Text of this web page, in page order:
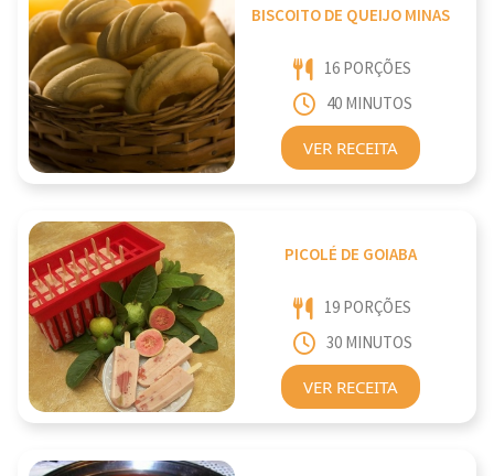
BISCOITO DE QUEIJO MINAS
16 PORÇÕES
40 MINUTOS
VER RECEITA
PICOLÉ DE GOIABA
19 PORÇÕES
30 MINUTOS
VER RECEITA